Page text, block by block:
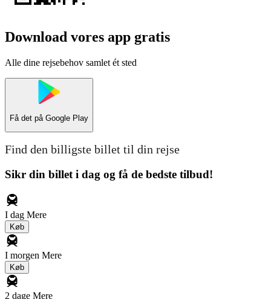
Download vores app gratis
Alle dine rejsebehov samlet ét sted
Få det på Google Play
Find den billigste billet til din rejse
Sikr din billet i dag og få de bedste tilbud!
I dag Mere
Køb
I morgen Mere
Køb
2 dage Mere